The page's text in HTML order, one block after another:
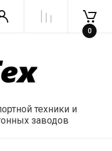
техники и
заводов
0